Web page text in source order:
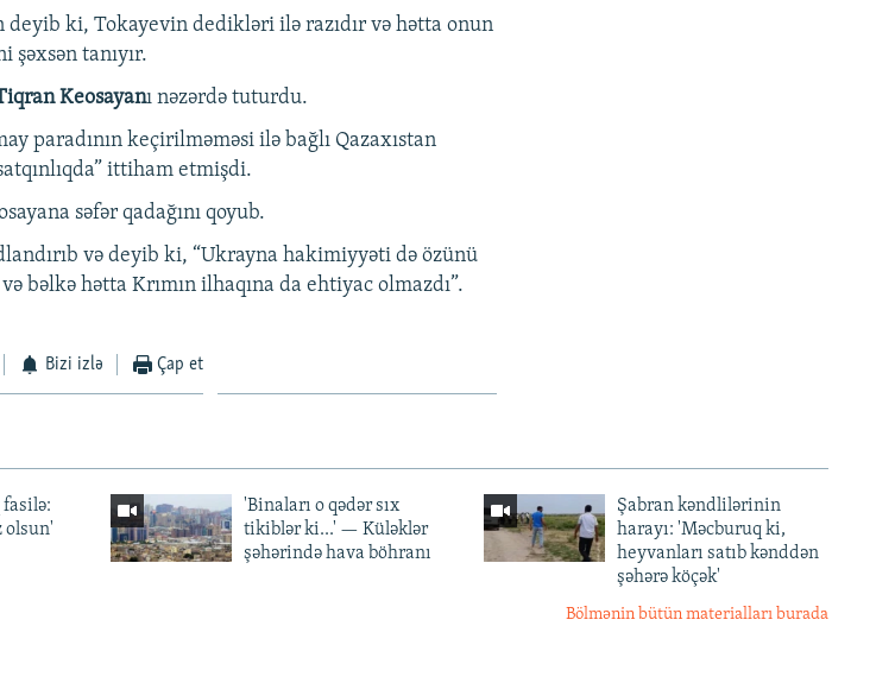
ki, Tokayevin dedikləri ilə razıdır və hətta onun
tanıyır.
Keosayanı nəzərdə tuturdu.
paradının keçirilməməsi ilə bağlı Qazaxıstan
ittiham etmişdi.
səfər qadağını qoyub.
və deyib ki, “Ukrayna hakimiyyəti də özünü
bəlkə hətta Krımın ilhaqına da ehtiyac olmazdı”.
Bizi izlə Çap et
fasilə:
olsun'
'Binaları o qədər sıx
tikiblər ki...' — Küləklər
şəhərində hava böhranı
Şabran kəndlilərinin
harayı: 'Məcburuq ki,
heyvanları satıb kənddən
şəhərə köçək'
Bölmənin bütün materialları burada